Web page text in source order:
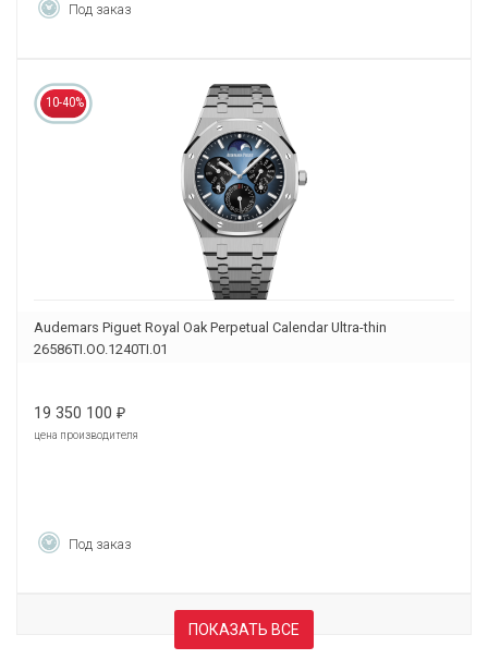
Под заказ
10-40%
Audemars Piguet Royal Oak Perpetual Calendar Ultra-thin
26586TI.OO.1240TI.01
19 350 100 ₽
цена производителя
Под заказ
ПОКАЗАТЬ ВСЕ